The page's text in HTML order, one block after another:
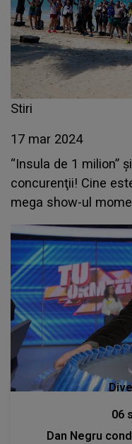
Stiri
17 mar 2024
“Insula de 1 milion”
concurenţii! Cine
mega show-ul
06
Dan Negru